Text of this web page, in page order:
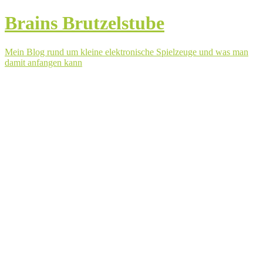
Brains Brutzelstube
Mein Blog rund um kleine elektronische Spielzeuge und was man
damit anfangen kann